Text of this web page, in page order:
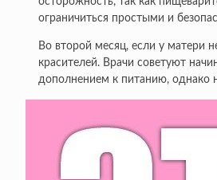
ограничиться простыми и
Во второй месяц, если у матери
красителей. Врачи советуют
дополнением к питанию, однако